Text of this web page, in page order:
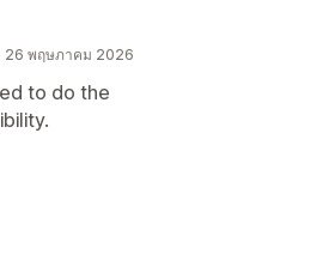
26 พฤษภาคม 2026
to do the